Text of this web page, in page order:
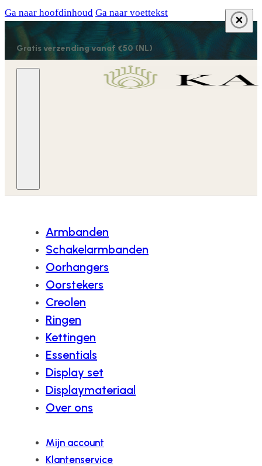
Ga naar hoofdinhoud Ga naar voettekst
Gratis verzending vanaf €50 (NL)
Armbanden
Schakelarmbanden
Oorhangers
Oorstekers
Creolen
Ringen
Kettingen
Essentials
Display set
Displaymateriaal
Over ons
Mijn account
Klantenservice